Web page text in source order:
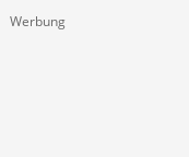
Werbung